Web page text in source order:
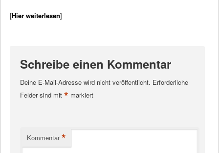
[Hier weiterlesen]
Schreibe einen Kommentar
Deine E-Mail-Adresse wird nicht veröffentlicht. Erforderliche
Felder sind mit * markiert
Kommentar *